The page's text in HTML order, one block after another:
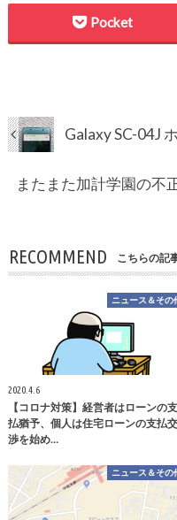
Pocket
Galaxy SC-04J
またまた加計学園の不
RECOMMEND こちらの記
ニュース＆その
2020.4.6
【コロナ対策】経営者はローンの支
払猶予、個人は住宅ローンの支払交
渉を始め…
ニュース＆その